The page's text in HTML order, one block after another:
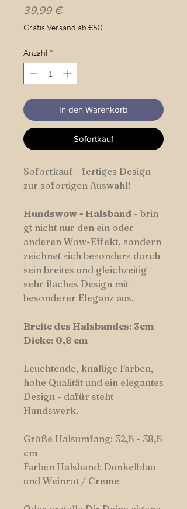
39,99 €Preis
Gratis Versand ab €50.-
Anzahl *
In den Warenkorb
Sofortkauf
Sofortkauf - fertiges Design
zur sofortigen Auswahl!
Hundswow - Halsband - brin
gt nicht nur den ein oder
anderen Wow-Effekt, sondern
zeichnet sich besonders durch
sein breites und gleichzeitig
sehr flaches Design mit
besonderer Eleganz aus.
Breite des Halsbandes: 3cm
Dicke: 0,8 cm
Leuchtende, knallige Farben,
hohe Qualität und ein elegantes
Design - dafür steht
Hundswerk.
Größe Halsumfang: 32,5 - 38,5
cm
Farben Halsband: Dunkelblau
und Weinrot / Creme